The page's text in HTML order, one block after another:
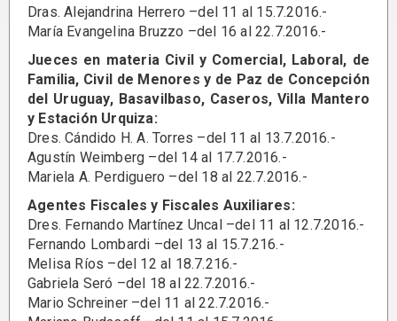
Dras. Alejandrina Herrero –del 11 al 15.7.2016.-
María Evangelina Bruzzo –del 16 al 22.7.2016.-
Jueces en materia Civil y Comercial, Laboral, de
Familia, Civil de Menores y de Paz de Concepción
del Uruguay, Basavilbaso, Caseros, Villa Mantero
y Estación Urquiza:
Dres. Cándido H. A. Torres –del 11 al 13.7.2016.-
Agustín Weimberg –del 14 al 17.7.2016.-
Mariela A. Perdiguero –del 18 al 22.7.2016.-
Agentes Fiscales y Fiscales Auxiliares:
Dres. Fernando Martínez Uncal –del 11 al 12.7.2016.-
Fernando Lombardi –del 13 al 15.7.216.-
Melisa Ríos –del 12 al 18.7.216.-
Gabriela Seró –del 18 al 22.7.2016.-
Mario Schreiner –del 11 al 22.7.2016.-